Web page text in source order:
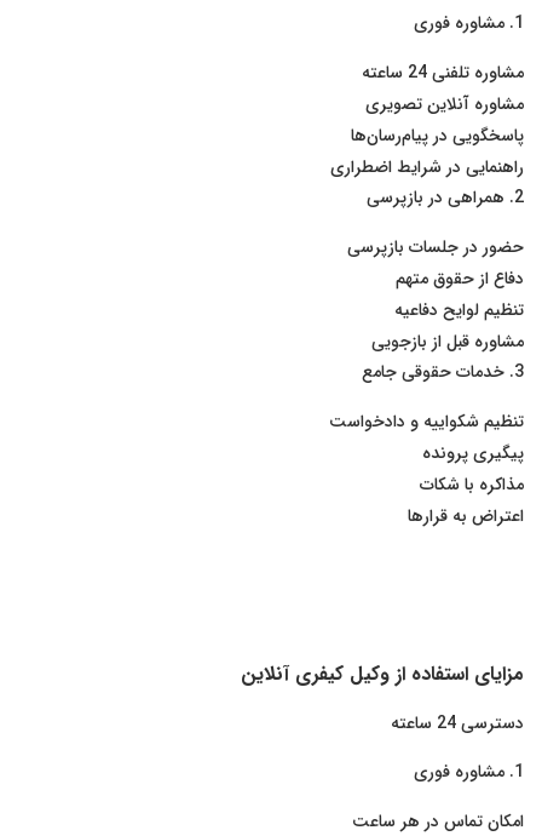
1. مشاوره فوری
مشاوره تلفنی 24 ساعته
مشاوره آنلاین تصویری
پاسخگویی در پیام‌رسان‌ها
راهنمایی در شرایط اضطراری
2. همراهی در بازپرسی
حضور در جلسات بازپرسی
دفاع از حقوق متهم
تنظیم لوایح دفاعیه
مشاوره قبل از بازجویی
3. خدمات حقوقی جامع
تنظیم شکواییه و دادخواست
پیگیری پرونده
مذاکره با شکات
اعتراض به قرارها
مزایای استفاده از وکیل کیفری آنلاین
دسترسی 24 ساعته
1. مشاوره فوری
امکان تماس در هر ساعت